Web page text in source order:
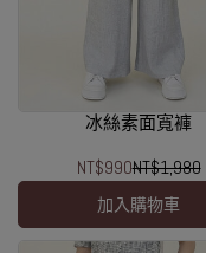
冰絲素面寬褲
NT$990NT$1,980
加入購物車